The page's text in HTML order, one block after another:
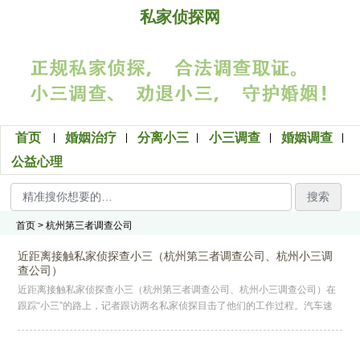
私家侦探网
首页 婚姻治疗 分离小三 小三调查
婚姻调查
公益心理
搜索
首页 > 杭州第三者调查公司
近距离接触私家侦探查小三（杭州第三者调查公司、杭州小三调
查公司）
近距离接触私家侦探查小三（杭州第三者调查公司、杭州小三调查公司）在
跟踪“小三”的路上，记者跟访两名私家侦探目击了他们的工作过程。汽车速